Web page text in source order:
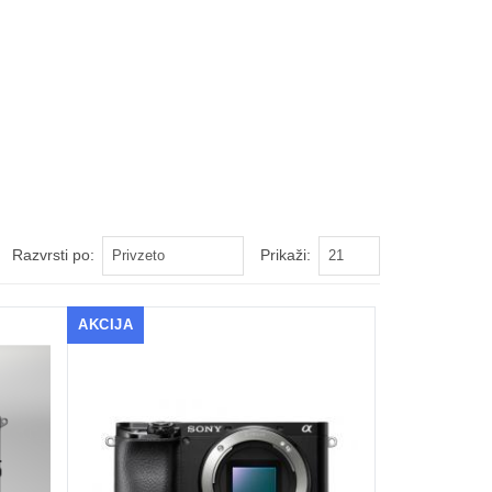
Razvrsti po: Prikaži:
AKCIJA